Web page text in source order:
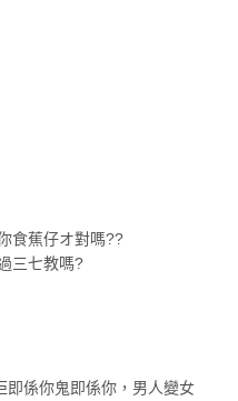
食蕉仔オ對嗎??
三七教嗎?
即係你鬼即係你，男人變女